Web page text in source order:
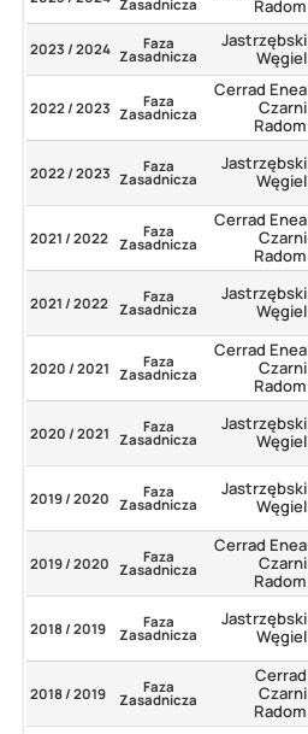
Zasadnicza
Radom
2023 / 2024 Faza
Zasadnicza
Jastrzębski
Węgiel
2022 / 2023 Faza
Zasadnicza
Cerrad Enea
Czarni
Radom
2022 / 2023 Faza
Zasadnicza
Jastrzębski
Węgiel
2021 / 2022 Faza
Zasadnicza
Cerrad Enea
Czarni
Radom
2021 / 2022 Faza
Zasadnicza
Jastrzębski
Węgiel
2020 / 2021 Faza
Zasadnicza
Cerrad Enea
Czarni
Radom
2020 / 2021 Faza
Zasadnicza
Jastrzębski
Węgiel
2019 / 2020 Faza
Zasadnicza
Jastrzębski
Węgiel
2019 / 2020 Faza
Zasadnicza
Cerrad Enea
Czarni
Radom
2018 / 2019 Faza
Zasadnicza
Jastrzębski
Węgiel
2018 / 2019 Faza
Zasadnicza
Cerrad
Czarni
Radom